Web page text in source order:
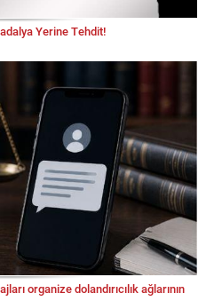
Yerine Tehdit!
organize dolandırıcılık ağlarının